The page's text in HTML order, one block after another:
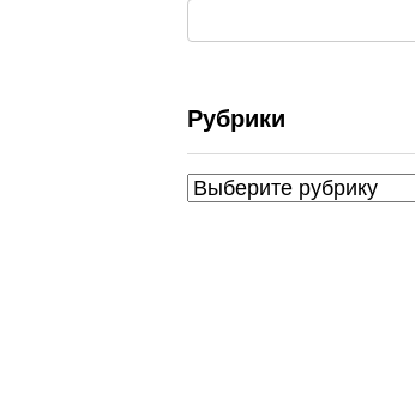
Рубрики
Рубрики